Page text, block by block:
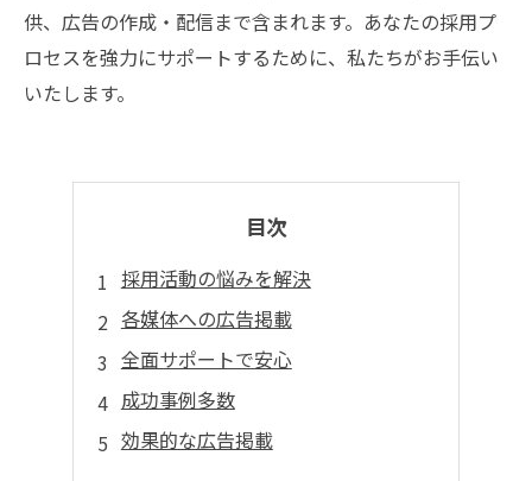
供、広告の作成・配信まで含まれます。あなたの採用プ
ロセスを強力にサポートするために、私たちがお手伝い
いたします。
目次
採用活動の悩みを解決
各媒体への広告掲載
全面サポートで安心
成功事例多数
効果的な広告掲載